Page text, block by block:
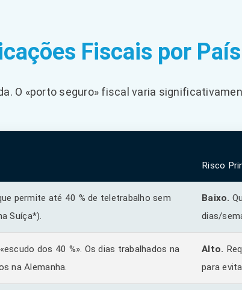
Fiscais por País
O «porto seguro» fiscal varia
Risco
permite até 40 % de teletrabalho sem
Suíça*).
Baixo.
dias/
dos 40 %». Os dias trabalhados na
na Alemanha.
Alto.
para